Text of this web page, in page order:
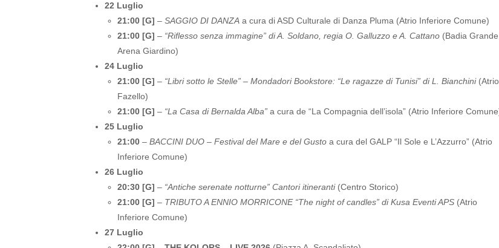
22 Luglio
21:00 [G] – SAGGIO DI DANZA a cura di ASD Culturale di Danza Pluma (Atrio Inferiore Comune)
21:00 [G] – “Riflesso senza immagine” di A. Soldano, regia O. Galluzzo e A. Cattano (Badia Grande,
Arena Giardino)
24 Luglio
21:00 [G] – “Libri sotto le Stelle” – Mondadori Bookstore: “Le ragazze di Tunisi” di L. Bianchini(Atrio
Fazello)
21:00 [G] – “La Casa di Bernalda Alba” a cura de “La Compagnia dell’isola” (Atrio Inferiore
25 Luglio
21:00 – BACCINI DUO – Festival del Mare e del Gusto a cura del GALP “Il Sole e L’Azzurro” (Atrio
Inferiore Comune)
26 Luglio
20:30 [G] – “Antiche serenate notturne” Cantori itineranti(Centro Storico)
21:00 [G] – TRIBUTO A ENNIO MORRICONE “The night of candles” di Kusa Eventi APS (Atrio
Inferiore Comune)
27 Luglio